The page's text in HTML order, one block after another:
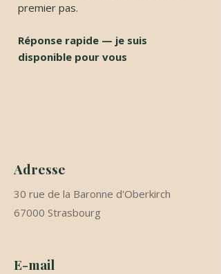
premier pas.
Réponse rapide — je suis
disponible pour vous
Adresse
30 rue de la Baronne d'Oberkirch
67000 Strasbourg
E-mail